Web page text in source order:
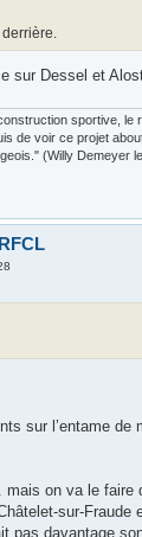
sur Dessel et
sportive, le
de voir ce projet
(Willy Demeyer
sur l’entame
on va le faire
sur-
pas davantage